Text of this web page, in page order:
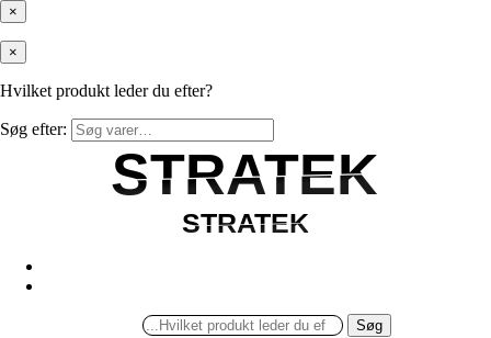
×
×
Hvilket produkt leder du efter?
Søg efter:
STRATEK
STRATEK
STRATEK
STRATEK
Søg